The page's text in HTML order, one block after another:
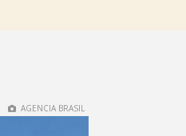
AGENCIA BRASIL